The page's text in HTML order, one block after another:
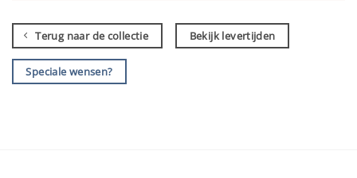
Terug naar de collectie Bekijk levertijden
Speciale wensen?